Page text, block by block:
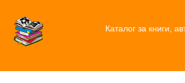
Каталог за книги,